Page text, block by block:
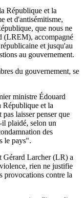
République et la
et d'antisémitisme,
que nous ne
(LREM), accompagné
et jusqu'au
au gouvernement.
du gouvernement, se
ministre Édouard
République et la
laisser penser que
plaidé, selon un
des
le pays".
Gérard Larcher (LR) a
rien ne justifie
provocations contre la